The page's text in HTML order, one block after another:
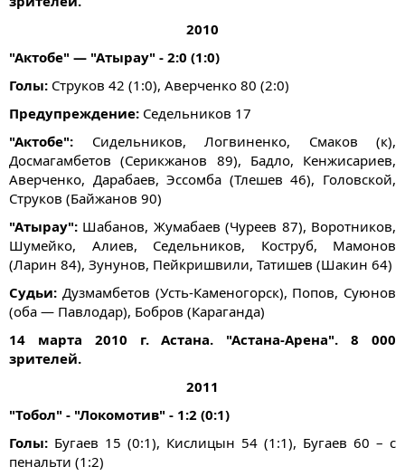
2010
"Актобе" — "Атырау" - 2:0 (1:0)
Голы: Струков 42 (1:0), Аверченко 80 (2:0)
Предупреждение: Седельников 17
"Актобе": Сидельников, Логвиненко, Смаков (к),
Досмагамбетов (Серикжанов 89), Бадло, Кенжисариев,
Аверченко, Дарабаев, Эссомба (Тлешев 46), Головской,
Струков (Байжанов 90)
"Атырау": Шабанов, Жумабаев (Чуреев 87), Воротников,
Шумейко, Алиев, Седельников, Коструб, Мамонов
(Ларин 84), Зунунов, Пейкришвили, Татишев (Шакин 64)
Судьи: Дузмамбетов (Усть-Каменогорск), Попов, Суюнов
(оба — Павлодар), Бобров (Караганда)
14 марта 2010 г. Астана. "Астана-Арена". 8 000
зрителей.
2011
"Тобол" - "Локомотив" - 1:2 (0:1)
Голы: Бугаев 15 (0:1), Кислицын 54 (1:1), Бугаев 60 – с
пенальти (1:2)